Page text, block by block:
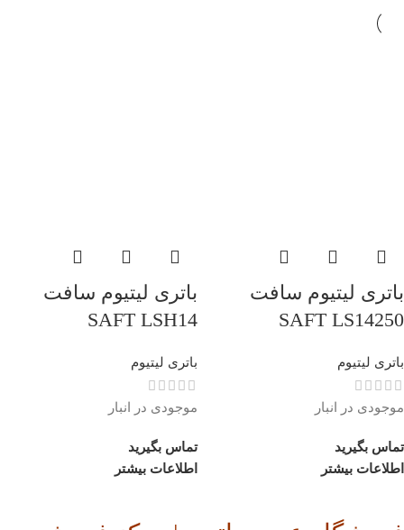
باتری لیتیوم سافت
SAFT LS14250
باتری لیتیوم
موجودی در انبار
تماس بگیرید
اطلاعات بیشتر
باتری لیتیوم سافت
SAFT LSH14
باتری لیتیوم
موجودی در انبار
تماس بگیرید
اطلاعات بیشتر